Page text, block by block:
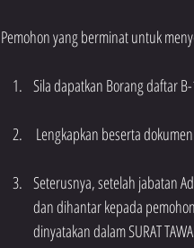
Pemohon yang berminat untuk
Sila dapatkan Borang daftar
Lengkapkan beserta
Seterusnya, setelah jabatan
dan dihantar kepada
dinyatakan dalam SURAT